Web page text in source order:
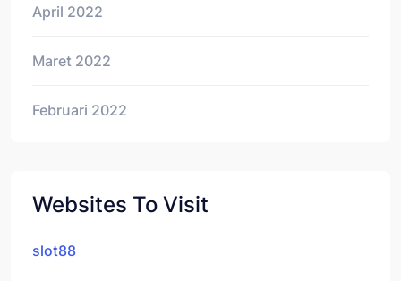
April 2022
Maret 2022
Februari 2022
Websites To Visit
slot88